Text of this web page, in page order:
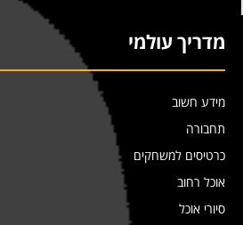
מדריך עולמי
מידע חשוב
תחבורה
כרטיסים למשחקים
אוכל רחוב
סיורי אוכל